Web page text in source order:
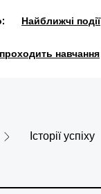
Найближчі події
навчання
Історії успіху